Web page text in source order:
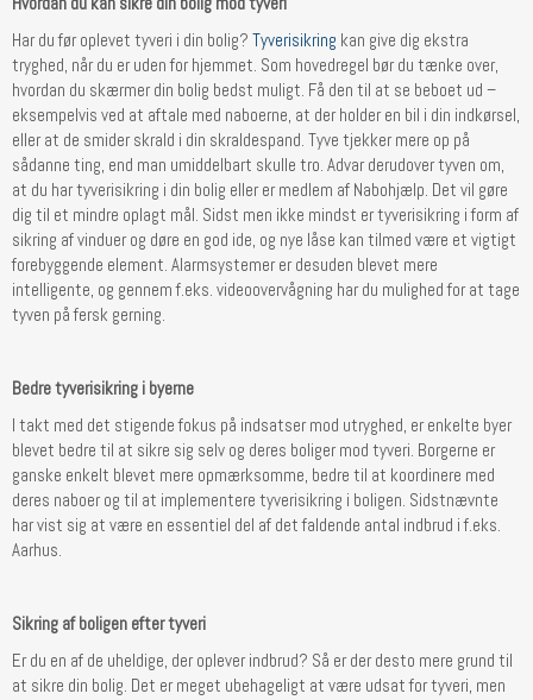
Har du før oplevet tyveri i din bolig? Tyverisikring kan give dig ekstra
tryghed, når du er uden for hjemmet. Som hovedregel bør du tænke over,
hvordan du skærmer din bolig bedst muligt. Få den til at se beboet ud –
eksempelvis ved at aftale med naboerne, at der holder en bil i din indkørsel,
eller at de smider skrald i din skraldespand. Tyve tjekker mere op på
sådanne ting, end man umiddelbart skulle tro. Advar derudover tyven om,
at du har tyverisikring i din bolig eller er medlem af Nabohjælp. Det vil gøre
dig til et mindre oplagt mål. Sidst men ikke mindst er tyverisikring i form af
sikring af vinduer og døre en god ide, og nye låse kan tilmed være et vigtigt
forebyggende element. Alarmsystemer er desuden blevet mere
intelligente, og gennem f.eks. videoovervågning har du mulighed for at tage
tyven på fersk gerning.
Bedre tyverisikring i byerne
I takt med det stigende fokus på indsatser mod utryghed, er enkelte byer
blevet bedre til at sikre sig selv og deres boliger mod tyveri. Borgerne er
ganske enkelt blevet mere opmærksomme, bedre til at koordinere med
deres naboer og til at implementere tyverisikring i boligen. Sidstnævnte
har vist sig at være en essentiel del af det faldende antal indbrud i f.eks.
Aarhus.
Sikring af boligen efter tyveri
Er du en af de uheldige, der oplever indbrud? Så er der desto mere grund til
at sikre din bolig. Det er meget ubehageligt at være udsat for tyveri, men